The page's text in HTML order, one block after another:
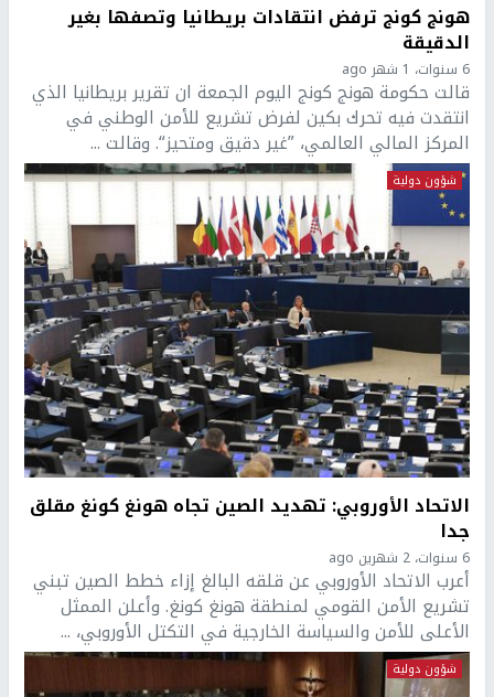
هونج كونج ترفض انتقادات بريطانيا وتصفها بغير
الدقيقة
6 سنوات، 1 شهر ago
قالت حكومة هونج كونج اليوم الجمعة ان تقرير بريطانيا الذي
انتقدت فيه تحرك بكين لفرض تشريع للأمن الوطني في
المركز المالي العالمي، ”غير دقيق ومتحيز“. وقالت ...
شؤون دولية
الاتحاد الأوروبي: تهديد الصين تجاه هونغ كونغ مقلق
جدا
6 سنوات، 2 شهرين ago
أعرب الاتحاد الأوروبي عن قلقه البالغ إزاء خطط الصين تبني
تشريع الأمن القومي لمنطقة هونغ كونغ. وأعلن الممثل
الأعلى للأمن والسياسة الخارجية في التكتل الأوروبي، ...
شؤون دولية